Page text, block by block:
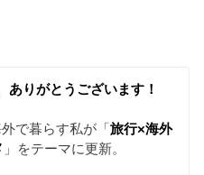
ありがとうございます！
で暮らす私が「 旅行×海外
」をテーマに更新。